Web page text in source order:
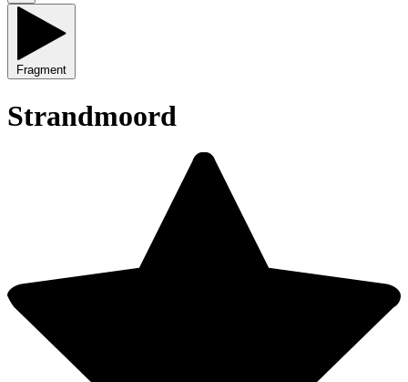
Fragment
Strandmoord